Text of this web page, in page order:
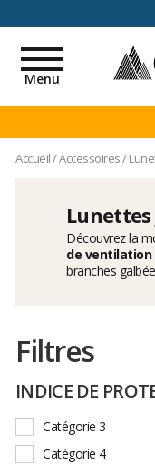
Toggle
navigation
Menu
Accueil/Accessoires/
Lunettes
Découvrez la
de ventilation
branches
Filtres
INDICE DE
Catégorie 3
Catégorie 4